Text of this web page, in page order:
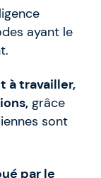
ayant le
à travailler,
grâce
sont
par le